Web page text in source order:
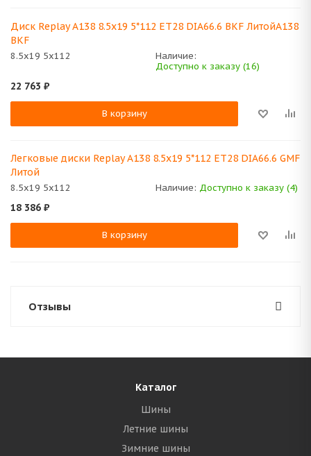
Диск Replay A138 8.5x19 5*112 ET28 DIA66.6 BKF ЛитойA138
BKF
8.5x19 5x112
Наличие:
Доступно к заказу (16)
22 763 ₽
В корзину
Легковые диски Replay A138 8.5x19 5*112 ET28 DIA66.6 GMF
Литой
8.5x19 5x112 Наличие: Доступно к заказу (4)
18 386 ₽
В корзину
Отзывы
Каталог
Шины
Летние шины
Зимние шины